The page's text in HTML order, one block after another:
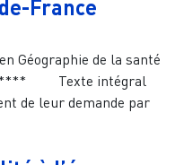
France
Géographie de la santé
****** Texte intégral
de leur demande par